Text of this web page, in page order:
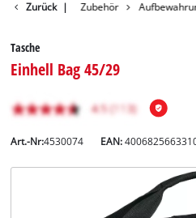
Zurück | Zubehör
Tasche
Einhell Bag 45/29
Art.-Nr:4530074 EAN: